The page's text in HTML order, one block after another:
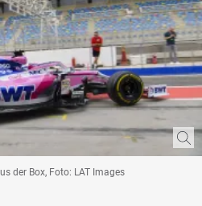
der Box, Foto: LAT Images